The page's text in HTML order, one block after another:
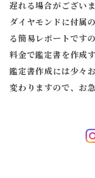
遅れる場合がござい
ダイヤモンドに付属
る簡易レポートです
料金で鑑定書を作成
鑑定書作成には少々
変わりますので、お